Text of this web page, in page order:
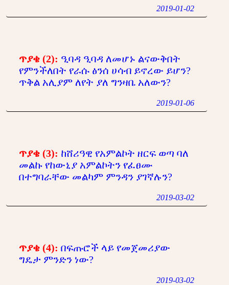
2019-01-02
ጥያቄ (2): ዒባዳ ዒባዳ ለመሆኑ ልናውቅበት
የምንችለበት የራሱ ፅንሰ ሀሳብ ይኖረው ይሆን?
ጥቅል አሊያም ለየት ያለ ግንዛቤ አለውን?
2019-01-06
ጥያቄ (3): ከሸሪዓዊ የአምልኮት ዘርፍ ወጣ ባለ
መልኩ የከውኒያ አምልኮትን የፈፀሙ
በተግባራቸው መልካም ምንዳን ያገኛሉን?
2019-03-02
ጥያቄ (4): በፍጡሮች ላይ የመጀመሪያው
ግዴታ ምንድን ነው?
2019-03-02